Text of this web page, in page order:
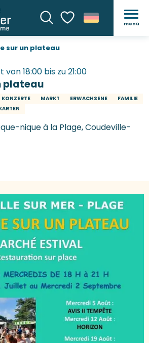
SucheVoir les favoris
menü
sur un plateau
18:00 bis zu 21:00
plateau
KONZERTE MARKT ERWACHSENE
FAMILIE
nique à la Plage, Coudeville-
favoris